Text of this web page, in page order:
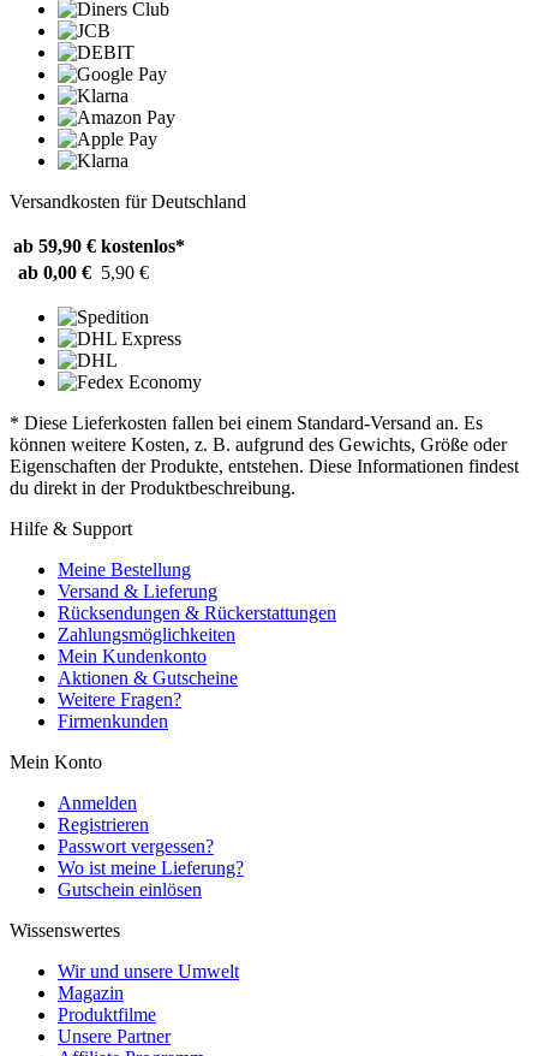
Versandkosten für Deutschland
ab 59,90 € kostenlos*
ab 0,00 € 5,90 €
* Diese Lieferkosten fallen bei einem Standard-Versand an. Es
können weitere Kosten, z. B. aufgrund des Gewichts, Größe oder
Eigenschaften der Produkte, entstehen. Diese Informationen findest
du direkt in der Produktbeschreibung.
Hilfe & Support
Meine Bestellung
Versand & Lieferung
Rücksendungen & Rückerstattungen
Zahlungsmöglichkeiten
Mein Kundenkonto
Aktionen & Gutscheine
Weitere Fragen?
Firmenkunden
Mein Konto
Anmelden
Registrieren
Passwort vergessen?
Wo ist meine Lieferung?
Gutschein einlösen
Wissenswertes
Wir und unsere Umwelt
Magazin
Produktfilme
Unsere Partner